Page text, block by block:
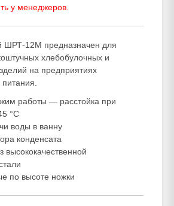
у менеджеров
ШРТ-12М предназначен для
хлебобулочных и
на предприятиях
работы — расстойка при
°С
воды в ванну
конденсата
по высоте ножки